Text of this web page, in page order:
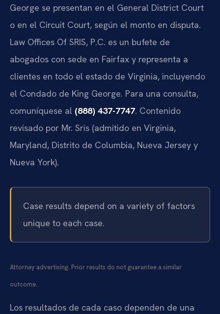
George se presentan en el General District Court
o en el Circuit Court, según el monto en disputa.
Law Offices Of SRIS, P.C. es un bufete de
abogados con sede en Fairfax y representa a
clientes en todo el estado de Virginia, incluyendo
el Condado de King George. Para una consulta,
comuníquese al (888) 437-7747. Contenido
revisado por Mr. Sris (admitido en Virginia,
Maryland, Distrito de Columbia, Nueva Jersey y
Nueva York).
Case results depend on a variety of factors
unique to each case.
Attorney advertising. Prior results do not guarantee a similar
outcome.
Los resultados de cada caso dependen de una